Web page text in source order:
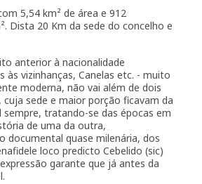
5,54 km² de área e 912
Dista 20 Km da sede do concelho e
anterior à nacionalidade
vizinhanças, Canelas etc. - muito
moderna, não vai além de dois
sede e maior porção ficavam da
tratando-se das épocas em
de uma da outra,
documental quase milenária, dos
loco predicto Cebelido (sic)
garante que já antes da